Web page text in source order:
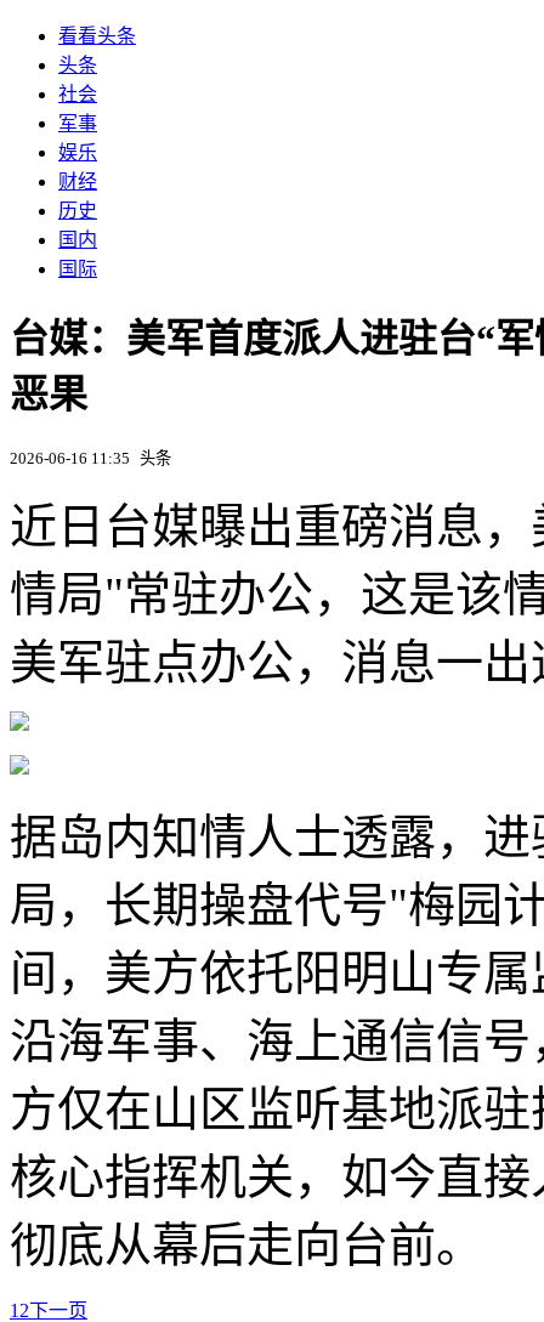
看看头条
头条
社会
军事
娱乐
财经
历史
国内
国际
台媒：美军首度派人进驻台“
恶果
2026-06-16 11:35 头条
近日台媒曝出重磅消息
情局"常驻办公，这是该
美军驻点办公，消息一
据岛内知情人士透露，
局，长期操盘代号"梅园
间，美方依托阳明山专
沿海军事、海上通信信
方仅在山区监听基地派
核心指挥机关，如今直
彻底从幕后走向台前。
1 2下一页